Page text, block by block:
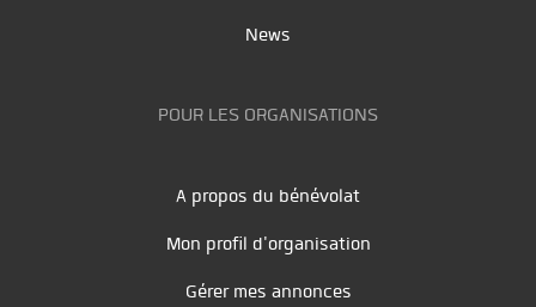
News
POUR LES ORGANISATIONS
A propos du bénévolat
Mon profil d'organisation
Gérer mes annonces